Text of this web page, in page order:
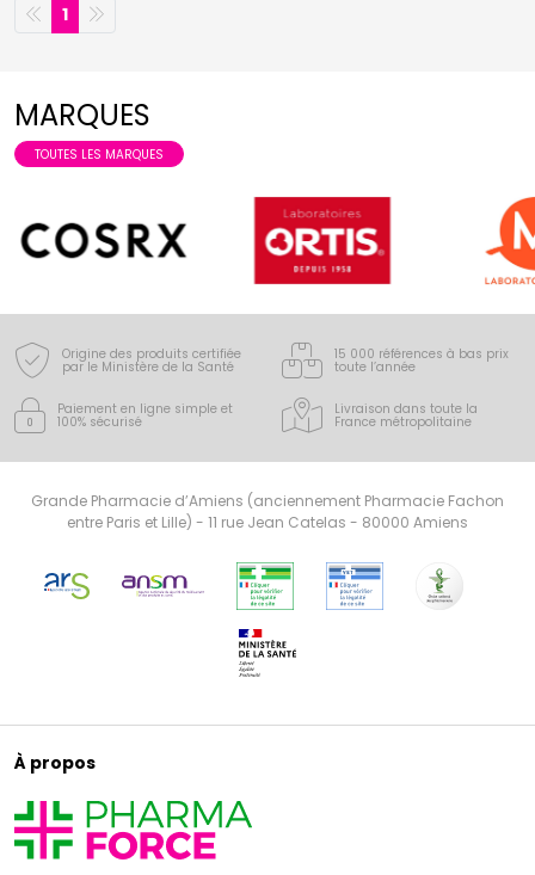
1
MARQUES
TOUTES LES MARQUES
Origine des produits certifiée
par le Ministère de la Santé
15 000 références à bas prix
toute l’année
Paiement en ligne simple et
100% sécurisé
Livraison dans toute la
France métropolitaine
Grande Pharmacie d’Amiens (anciennement Pharmacie Fachon
entre Paris et Lille) - 11 rue Jean Catelas - 80000 Amiens
À propos